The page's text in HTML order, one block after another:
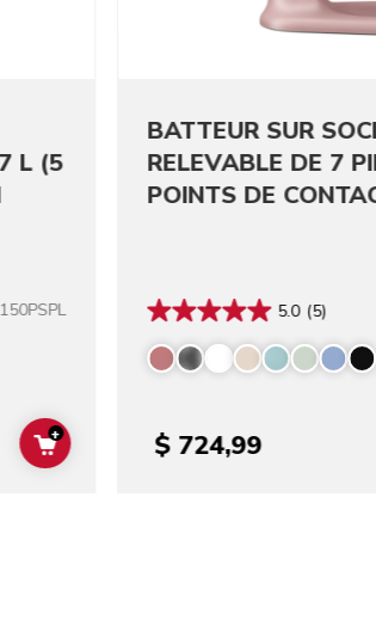
L (5
colors
ADD TO CART
+
BATTEUR SUR
RELEVABLE DE 7
POINTS DE
5.0 (5)
$ 724,99